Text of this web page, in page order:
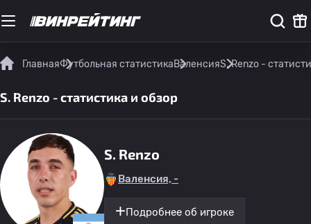
ГлавнаяФутбольная статистикаВаленсияS. Renzo -
S. Renzo - статистика и обзор
S. Renzo
Валенсия, -
Подробнее об игроке